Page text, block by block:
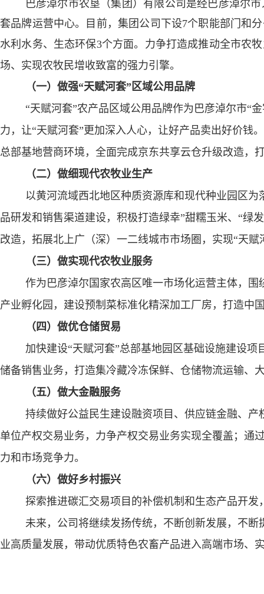
巴彦淖尔市农垦（集团）有限公司是经巴彦淖尔
套品牌运营中心。目前，集团公司下设7个职能部门和
水利水务、生态环保3个方面。 力争打造成推动全市农
场、实现农牧民增收致富的强力引擎。
（一）做强“天赋河套”区域公用品牌
“天赋河套”农产品区域公用品牌作为巴彦淖尔市“
力，让“天赋河套”更加深入人心，让好产品卖出好价钱
总部基地营商环境，全面完成京东共享云仓升级改造，
（二）做细现代农牧业生产
以黄河流域西北地区种质资源库和现代种业园区
品研发和销售渠道建设，积极打造绿幸”甜糯玉米、“绿
改造，拓展北上广（深）一二线城市市场圈，实现“天
（三）做实现代农牧业服务
作为巴彦淖尔国家农高区唯一市场化运营主体，
产业孵化园，建设预制菜标准化精深加工厂房，打造中
（四）做优仓储贸易
加快建设“天赋河套”总部基地园区基础设施建设
储备销售业务，打造集冷藏冷冻保鲜、仓储物流运输、
（五）做大金融服务
持续做好公益民生建设融资项目、供应链金融、
单位产权交易业务，力争产权交易业务实现全覆盖；通
力和市场竞争力。
（六）做好乡村振兴
探索推进碳汇交易项目的补偿机制和生态产品开
未来，公司将继续发扬传统，不断创新发展，不
业高质量发展，带动优质特色农畜产品进入高端市场、